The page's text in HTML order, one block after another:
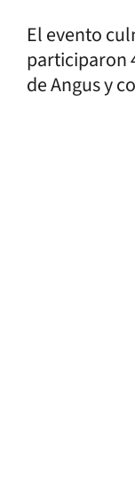
El evento
participaron
de Angus y